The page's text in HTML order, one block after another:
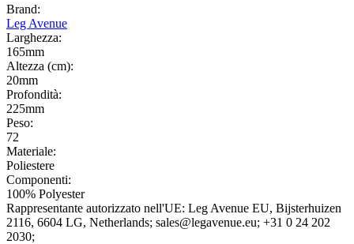
Brand:
Leg Avenue
Larghezza:
165mm
Altezza (cm):
20mm
Profondità:
225mm
Peso:
72
Materiale:
Poliestere
Componenti:
100% Polyester
Rappresentante autorizzato nell'UE: Leg Avenue EU, Bijsterhuizen
2116, 6604 LG, Netherlands; sales@legavenue.eu; +31 0 24 202
2030;